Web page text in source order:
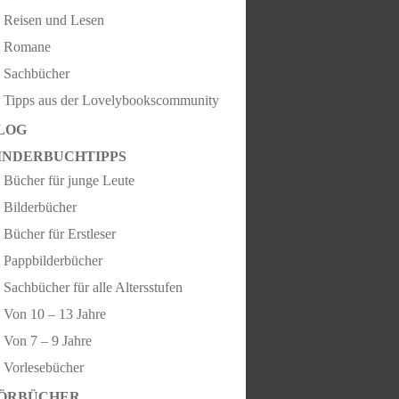
Reisen und Lesen
Romane
Sachbücher
Tipps aus der Lovelybookscommunity
Bücher für junge Leute
Bilderbücher
Bücher für Erstleser
Pappbilderbücher
Sachbücher für alle Altersstufen
Von 10 – 13 Jahre
Von 7 – 9 Jahre
Vorlesebücher